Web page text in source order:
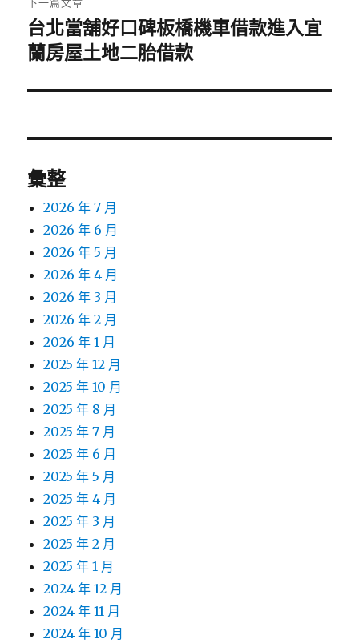
下
一
文
台北當舖好口碑板橋機車借款進入宜
蘭房屋土地二胎借款
彙整
2026 年 7 月
2026 年 6 月
2026 年 5 月
2026 年 4 月
2026 年 3 月
2026 年 2 月
2026 年 1 月
2025 年 12 月
2025 年 10 月
2025 年 8 月
2025 年 7 月
2025 年 6 月
2025 年 5 月
2025 年 4 月
2025 年 3 月
2025 年 2 月
2025 年 1 月
2024 年 12 月
2024 年 11 月
2024 年 10 月